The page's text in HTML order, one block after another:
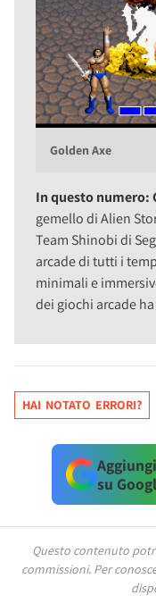
Golden Axe
In questo numero:
gemello di Alien
Team Shinobi di
arcade di tutti i
minimali e
dei giochi arcade
HAI NOTATO ERRORI?
su
Questo contenuto
commissioni. Per